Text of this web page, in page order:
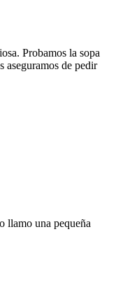
Probamos la sopa
aseguramos de pedir
llamo una pequeña